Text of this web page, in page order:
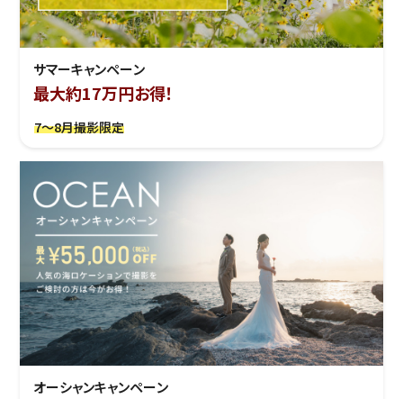
サマーキャンペーン
最大約17万円お得！
7～8月撮影限定
オーシャンキャンペーン